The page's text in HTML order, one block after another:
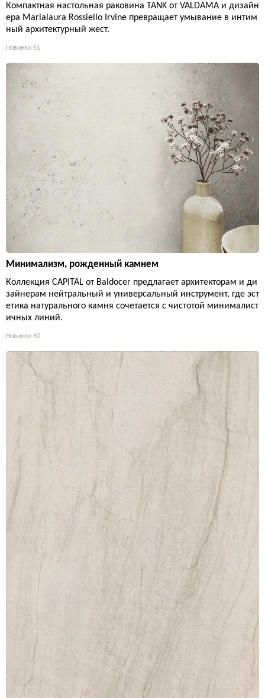
Компактная настольная раковина TANK от VALDAMA и дизайн
ера Marialaura Rossiello Irvine превращает умывание в интим
ный архитектурный жест.
Новинки 61
Минимализм, рожденный камнем
Коллекция CAPITAL от Baldocer предлагает архитекторам и ди
зайнерам нейтральный и универсальный инструмент, где эст
етика натурального камня сочетается с чистотой минималист
ичных линий.
Новинки 60